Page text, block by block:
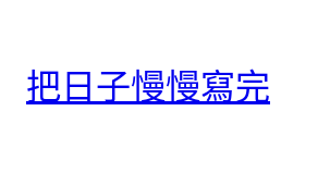
把日子慢慢寫完